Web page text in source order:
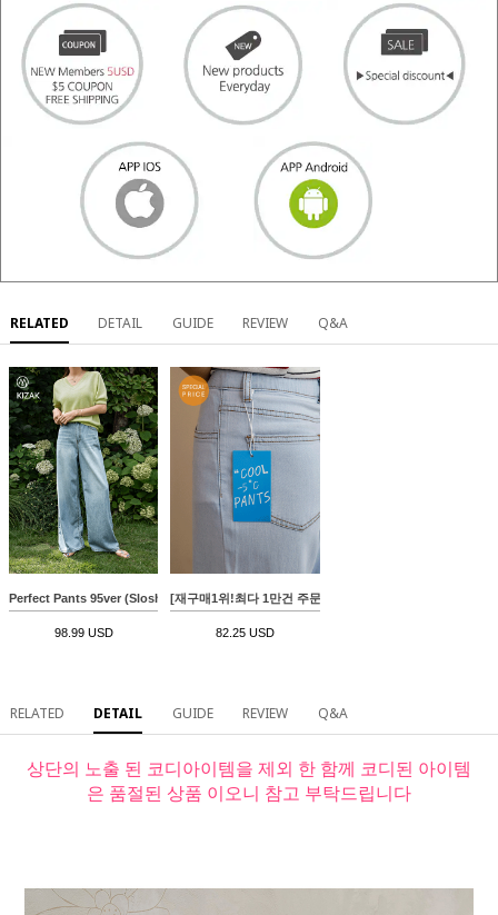
RELATED DETAIL GUIDE REVIEW Q&A
Perfect Pants 95ver (Slosh Summer Wide)
98.99 USD
[재구매1위!최다 1만건 주문기록!] [Special Sale] 쿨링 후들
82.25 USD
RELATED DETAIL GUIDE REVIEW Q&A
상단의 노출 된 코디아이템을 제외 한 함께 코디된 아이템
은 품절된 상품 이오니 참고 부탁드립니다